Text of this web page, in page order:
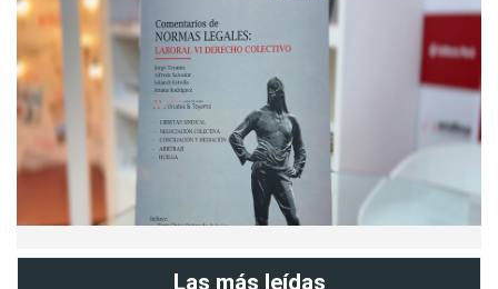
Las más leídas